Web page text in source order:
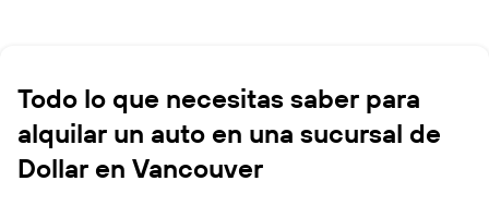
Todo lo que necesitas saber para
alquilar un auto en una sucursal de
Dollar en Vancouver